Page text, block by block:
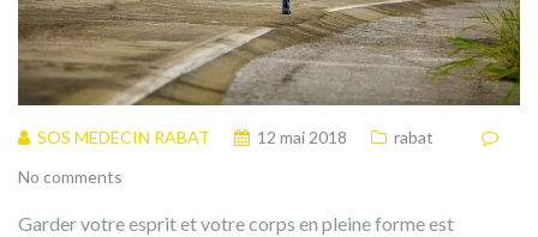
SOS MEDECIN RABAT 12 mai 2018
rabat
No comments
Garder votre esprit et votre corps en pleine forme est